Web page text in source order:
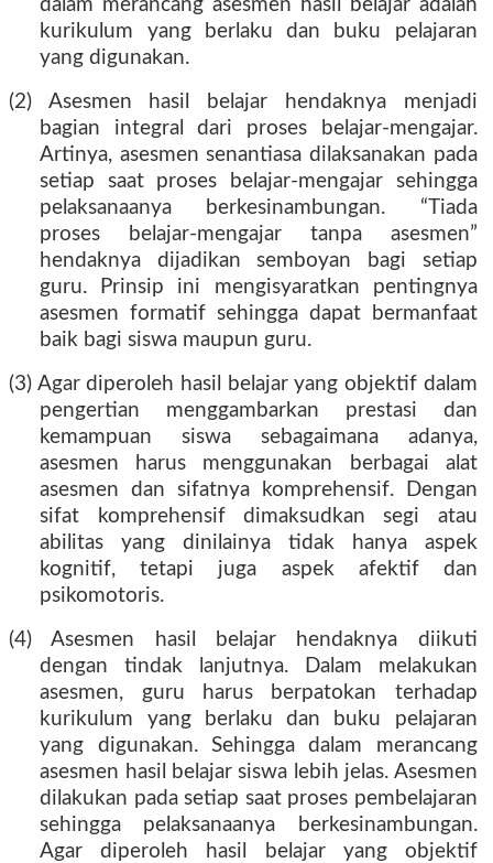
dalam merancang asesmen hasil belajar adalah
kurikulum yang berlaku dan buku pelajaran
yang digunakan.
(2) Asesmen hasil belajar hendaknya menjadi
bagian integral dari proses belajar-mengajar.
Artinya, asesmen senantiasa dilaksanakan pada
setiap saat proses belajar-mengajar sehingga
pelaksanaanya berkesinambungan. “Tiada
proses belajar-mengajar tanpa asesmen”
hendaknya dijadikan semboyan bagi setiap
guru. Prinsip ini mengisyaratkan pentingnya
asesmen formatif sehingga dapat bermanfaat
baik bagi siswa maupun guru.
(3) Agar diperoleh hasil belajar yang objektif dalam
pengertian menggambarkan prestasi dan
kemampuan siswa sebagaimana adanya,
asesmen harus menggunakan berbagai alat
asesmen dan sifatnya komprehensif. Dengan
sifat komprehensif dimaksudkan segi atau
abilitas yang dinilainya tidak hanya aspek
kognitif, tetapi juga aspek afektif dan
psikomotoris.
(4) Asesmen hasil belajar hendaknya diikuti
dengan tindak lanjutnya. Dalam melakukan
asesmen, guru harus berpatokan terhadap
kurikulum yang berlaku dan buku pelajaran
yang digunakan. Sehingga dalam merancang
asesmen hasil belajar siswa lebih jelas. Asesmen
dilakukan pada setiap saat proses pembelajaran
sehingga pelaksanaanya berkesinambungan.
Agar diperoleh hasil belajar yang objektif